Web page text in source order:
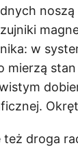
noszą
w
mierzą
też droga